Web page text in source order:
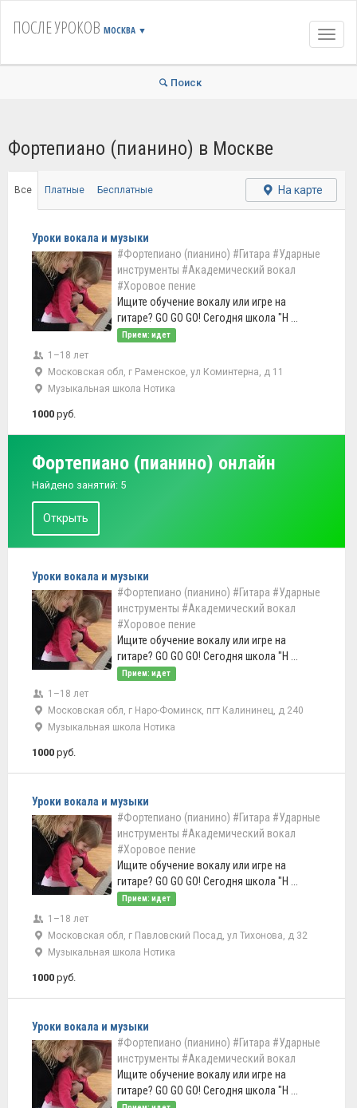
ПОСЛЕ УРОКОВ МОСКВА ▼
Поиск
Фортепиано (пианино) в Москве
Все Платные Бесплатные На карте
Уроки вокала и музыки
#Фортепиано (пианино) #Гитара #Ударные
инструменты #Академический вокал
#Хоровое пение
Ищите обучение вокалу или игре на
гитаре? GO GO GO! Сегодня школа "Н ...
Прием: идет
1–18 лет
Московская обл, г Раменское, ул Коминтерна, д 11
Музыкальная школа Нотика
1000 руб.
Фортепиано (пианино) онлайн
Найдено занятий: 5
Открыть
Уроки вокала и музыки
#Фортепиано (пианино) #Гитара #Ударные
инструменты #Академический вокал
#Хоровое пение
Ищите обучение вокалу или игре на
гитаре? GO GO GO! Сегодня школа "Н ...
Прием: идет
1–18 лет
Московская обл, г Наро-Фоминск, пгт Калининец, д 240
Музыкальная школа Нотика
1000 руб.
Уроки вокала и музыки
#Фортепиано (пианино) #Гитара #Ударные
инструменты #Академический вокал
#Хоровое пение
Ищите обучение вокалу или игре на
гитаре? GO GO GO! Сегодня школа "Н ...
Прием: идет
1–18 лет
Московская обл, г Павловский Посад, ул Тихонова, д 32
Музыкальная школа Нотика
1000 руб.
Уроки вокала и музыки
#Фортепиано (пианино) #Гитара #Ударные
инструменты #Академический вокал
Ищите обучение вокалу или игре на
гитаре? GO GO GO! Сегодня школа "Н ...